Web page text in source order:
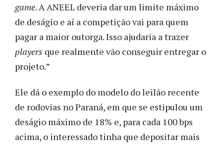
game. A ANEEL deveria dar um limite máximo
de deságio e aí a competição vai para quem
pagar a maior outorga. Isso ajudaria a trazer
players que realmente vão conseguir entregar o
projeto.”
Ele dá o exemplo do modelo do leilão recente
de rodovias no Paraná, em que se estipulou um
deságio máximo de 18% e, para cada 100 bps
acima, o interessado tinha que depositar mais